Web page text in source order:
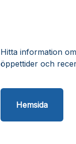
Hitta information
öppettider och
Hemsida